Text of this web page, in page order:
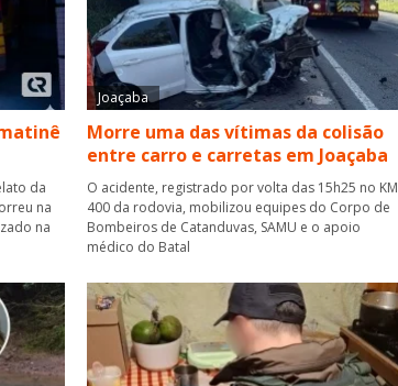
da
na
na
Joaçaba
Morre uma das vítimas da colisão
entre carro e carretas em Joaçaba
O acidente, registrado por volta das 15h25 no KM
400 da rodovia, mobilizou equipes do Corpo de
Bombeiros de Catanduvas, SAMU e o apoio
médico do Batal